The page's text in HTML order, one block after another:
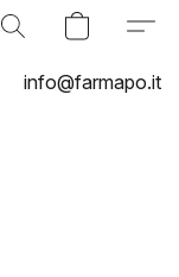
info@farmapo.it